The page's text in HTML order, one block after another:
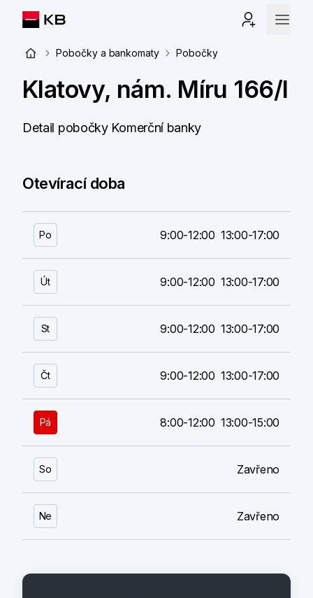
Pobočky a bankomaty Pobočky
Klatovy, nám. Míru 166/I
Detail pobočky Komerční banky
Otevírací doba
Po 9:00-12:00 13:00-17:00
Út 9:00-12:00 13:00-17:00
St 9:00-12:00 13:00-17:00
Čt 9:00-12:00 13:00-17:00
Pá 8:00-12:00 13:00-15:00
So Zavřeno
Ne Zavřeno